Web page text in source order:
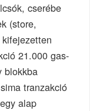
cserébe
(store,
21.000 gas-
blokkba
tranzakció
alap